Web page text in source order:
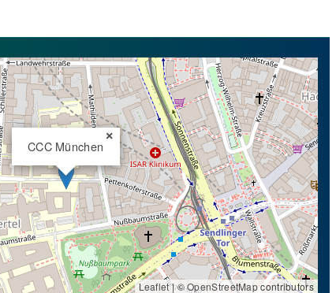
CCC München
×
Leaflet| ©OpenStreetMapcontributors